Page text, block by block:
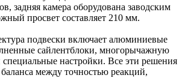
задняя камера оборудована заводским
просвет составляет 210 мм.
подвески включает алюминиевые
сайлентблоки, многорычажную
настройки. Все эти решения
между точностью реакций,